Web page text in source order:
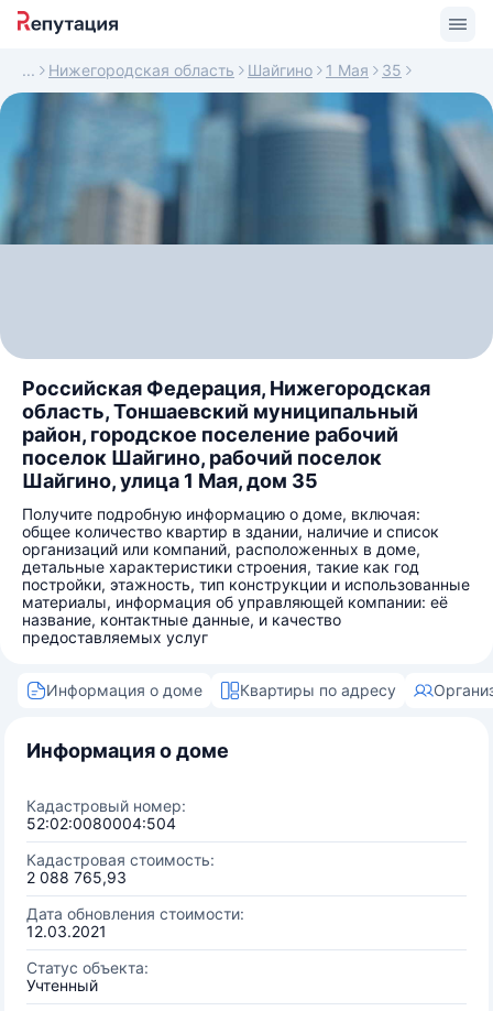
Нижегородская область Шайгино 1 Мая 35
Российская Федерация, Нижегородская
область, Тоншаевский муниципальный
район, городское поселение рабочий
поселок Шайгино, рабочий поселок
Шайгино, улица 1 Мая, дом 35
Получите подробную информацию о доме, включая:
общее количество квартир в здании, наличие и список
организаций или компаний, расположенных в доме,
детальные характеристики строения, такие как год
постройки, этажность, тип конструкции и использованные
материалы, информация об управляющей компании: её
название, контактные данные, и качество
предоставляемых услуг
Информация о доме Квартиры по адресу
Информация о доме
Кадастровый номер:
52:02:0080004:504
Кадастровая стоимость:
2 088 765,93
Дата обновления стоимости:
12.03.2021
Статус объекта:
Учтенный